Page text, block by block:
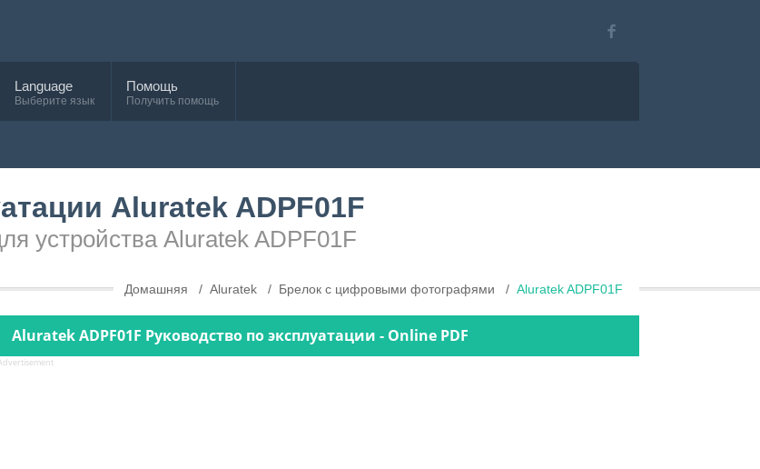
Language
Выберите язык
Помощь
Получить помощь
Aluratek ADPF01F
устройства Aluratek ADPF01F
Домашняя Aluratek Брелок с цифровыми фотографями Aluratek ADPF01F
Aluratek ADPF01F Руководство по эксплуатации - Online PDF